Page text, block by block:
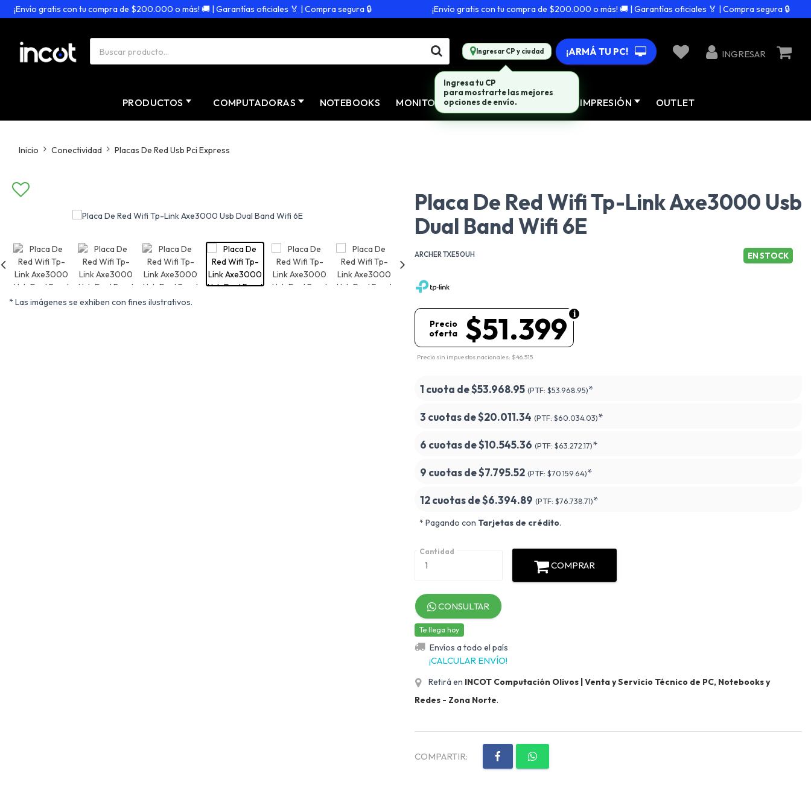
gratis con tu compra de $200.000 o más! 🚚 | Garantías oficiales 🏅 | Compra segura 🔒 ¡Envío gratis con tu compra de $200.000 o más! 🚚 | Garantías oficiales 🏅 | Compra segura 🔒
Ingresar CP y ciudad ¡ARMÁ TU PC! INGRESAR
PRODUCTOS COMPUTADORAS NOTEBOOKS MONITORES CONECTIVIDAD IMPRESIÓN OUTLET
Inicio Conectividad Placas De Red Usb Pci Express
* Las imágenes se exhiben con fines ilustrativos.
Placa De Red Wifi Tp-Link Axe3000 Usb
Dual Band Wifi 6E
ARCHER TXE50UH EN STOCK
$51.399
Precio
oferta
Precio sin impuestos nacionales: $46.515
1 cuota de$53.968.95 (PTF: $53.968.95)*
3 cuotas de$20.011.34 (PTF: $60.034.03)*
6 cuotas de$10.545.36 (PTF: $63.272.17)*
9 cuotas de$7.795.52 (PTF: $70.159.64)*
12 cuotas de$6.394.89 (PTF: $76.738.71)*
* Pagando con Tarjetas de crédito.
Cantidad
COMPRAR
CONSULTAR
Te llega hoy
Envíos a todo el país
¡CALCULAR ENVÍO!
Retirá en INCOT Computación Olivos | Venta y Servicio Técnico de PC, Notebooks y
Redes - Zona Norte.
COMPARTIR:
Ingresa tu CP
para mostrarte las mejores
opciones de envío.